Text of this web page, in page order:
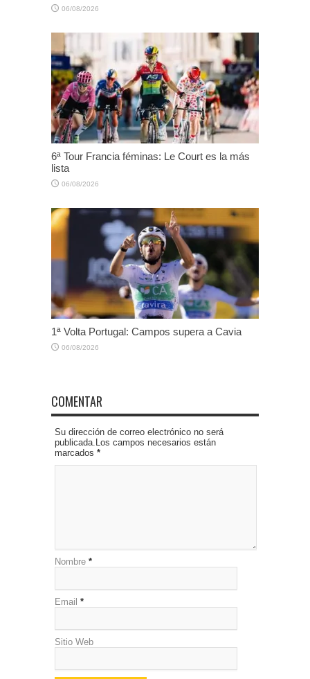
06/08/2026
6ª Tour Francia féminas: Le Court es la más
lista
06/08/2026
1ª Volta Portugal: Campos supera a Cavia
06/08/2026
COMENTAR
Su dirección de correo electrónico no será
publicada.Los campos necesarios están
marcados *
Nombre *
Email *
Sitio Web